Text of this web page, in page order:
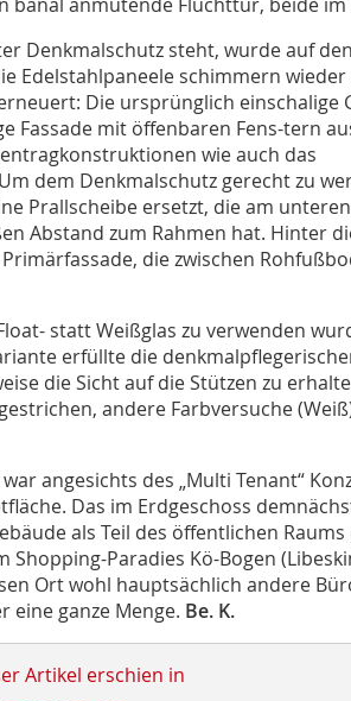
Denkmalschutz steht, wurde auf den
Edelstahlpaneele schimmern wieder
Die ursprünglich einschalige
Fassade mit öffenbaren Fens-tern
wie auch das
dem Denkmalschutz gerecht zu
Prallscheibe ersetzt, die am
Abstand zum Rahmen hat. Hinter
die zwischen
statt Weißglas zu verwenden
erfüllte die
die Sicht auf die Stützen zu
andere Farbversuche
angesichts des „Multi Tenant“
Das im Erdgeschoss
als Teil des öffentlichen
Shopping-Paradies Kö-Bogen
Ort wohl hauptsächlich andere
eine ganze Menge. Be. K.
Artikel erschien in